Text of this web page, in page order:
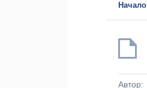
Начало
Автор: